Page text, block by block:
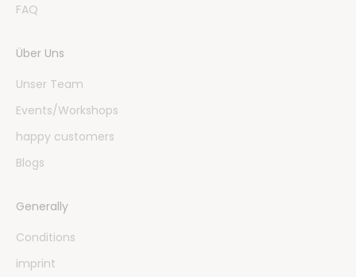
FAQ
Über Uns
Unser Team
Events/Workshops
happy customers
Blogs
Generally
Conditions
imprint